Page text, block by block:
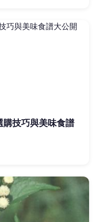
技巧與美味食譜